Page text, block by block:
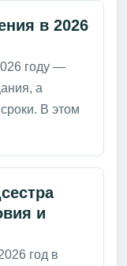
в 2026
году —
а
В этом
и
год в